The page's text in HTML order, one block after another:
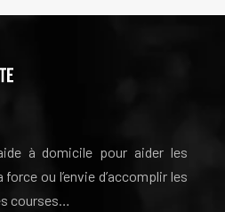
à domicile pour aider les
ou l’envie d’accomplir les
courses…